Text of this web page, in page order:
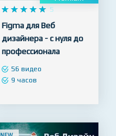
    
     5
Figma для Веб
дизайнера - с нуля до
профессионала